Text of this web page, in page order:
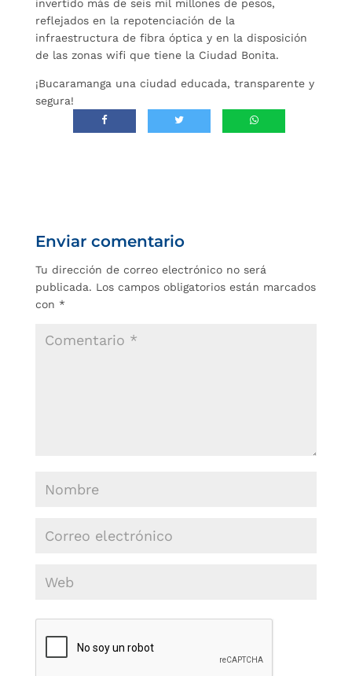
invertido más de seis mil millones de pesos,
reflejados en la repotenciación de la
infraestructura de fibra óptica y en la disposición
de las zonas wifi que tiene la Ciudad Bonita.
¡Bucaramanga una ciudad educada, transparente y
segura!
Enviar comentario
Tu dirección de correo electrónico no será
publicada. Los campos obligatorios están marcados
con *